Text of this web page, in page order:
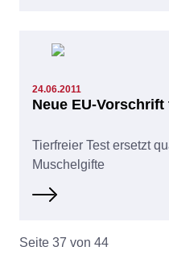
24.06.2011
Neue EU-
Tierfreier Test ersetzt
Muschelgifte
Seite 37 von 44